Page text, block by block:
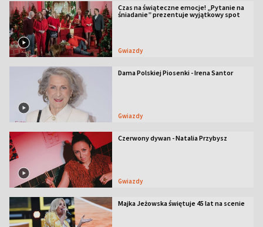
Czas na świąteczne emocje! „Pytanie na
śniadanie” prezentuje wyjątkowy spot
Gwiazdy
Dama Polskiej Piosenki - Irena Santor
Gwiazdy
Czerwony dywan - Natalia Przybysz
Gwiazdy
Majka Jeżowska świętuje 45 lat na scenie